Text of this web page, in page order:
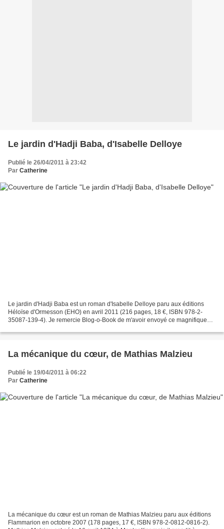
Le jardin d'Hadji Baba, d'Isabelle Delloye
Publié le 26/04/2011 à 23:42
Par Catherine
Le jardin d'Hadji Baba est un roman d'Isabelle Delloye paru aux éditions
Héloïse d'Ormesson (EHO) en avril 2011 (216 pages, 18 €, ISBN 978-2-
35087-139-4). Je remercie Blog-o-Book de m'avoir envoyé ce magnifique
La mécanique du cœur, de Mathias Malzieu
Publié le 19/04/2011 à 06:22
Par Catherine
La mécanique du cœur est un roman de Mathias Malzieu paru aux éditions
Flammarion en octobre 2007 (178 pages, 17 €, ISBN 978-2-0812-0816-2).